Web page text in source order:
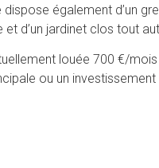
dispose également d’un
et d’un jardinet clos tout
louée 700 €/
ou un